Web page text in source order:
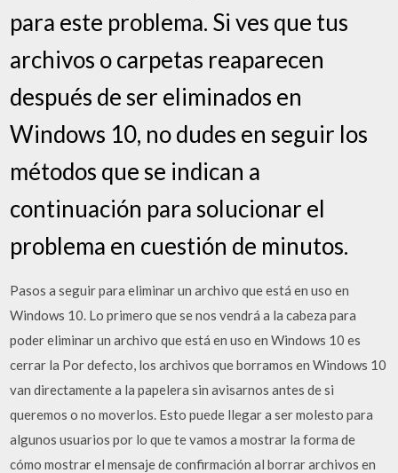
para este problema. Si ves que tus
archivos o carpetas reaparecen
después de ser eliminados en
Windows 10, no dudes en seguir los
métodos que se indican a
continuación para solucionar el
problema en cuestión de minutos.
Pasos a seguir para eliminar un archivo que está en uso en
Windows 10. Lo primero que se nos vendrá a la cabeza para
poder eliminar un archivo que está en uso en Windows 10 es
cerrar la Por defecto, los archivos que borramos en Windows 10
van directamente a la papelera sin avisarnos antes de si
queremos o no moverlos. Esto puede llegar a ser molesto para
algunos usuarios por lo que te vamos a mostrar la forma de
cómo mostrar el mensaje de confirmación al borrar archivos en